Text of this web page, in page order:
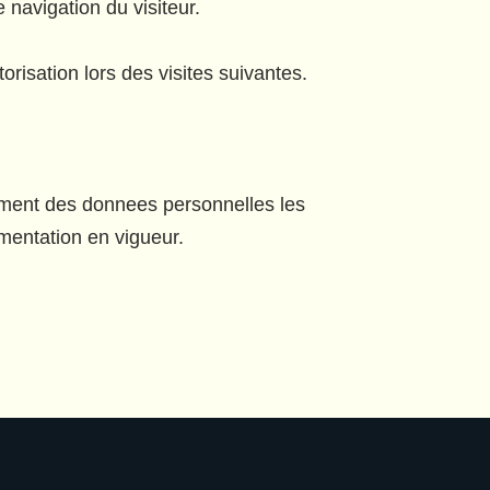
navigation du visiteur.
lors des visites suivantes.
des donnees personnelles les
en vigueur.